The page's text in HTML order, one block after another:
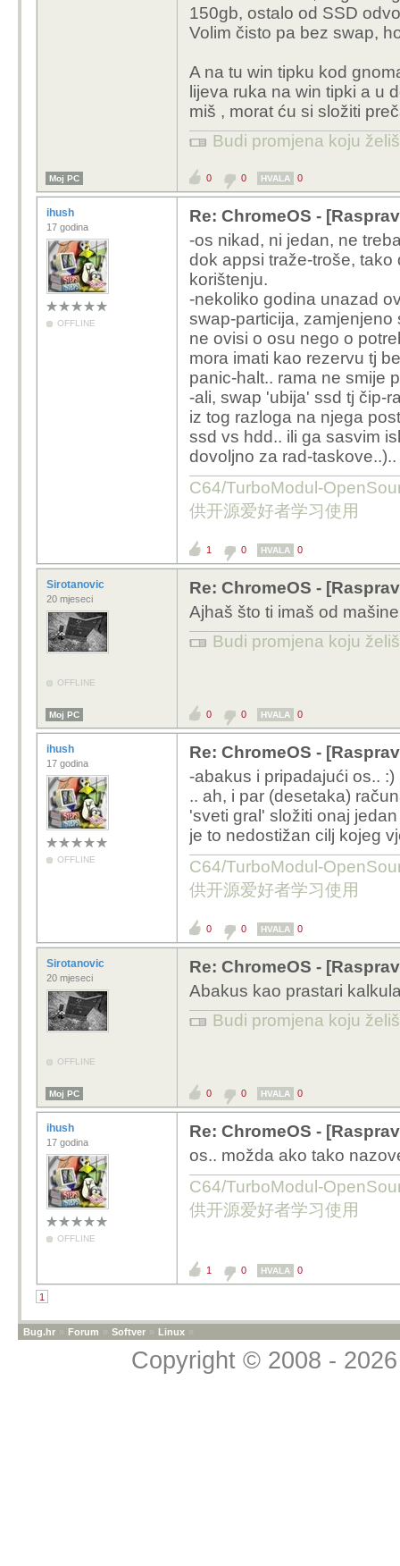
150gb, ostalo od SSD
Volim čisto pa bez swap,
A na tu win tipku kod
lijeva ruka na win tipki a u
miš , morat ću si složiti
Budi promjena koju
Moj PC 0 0 HVALA 0
ihush
17 godina
OFFLINE
Re: ChromeOS -
-os nikad, ni jedan, ne
dok appsi traže-troše,
korištenju.
-nekoliko godina unazad
swap-particija,
ne ovisi o osu nego o
mora imati kao rezervu tj
panic-halt.. rama ne smije
-ali, swap 'ubija' ssd tj čip-
iz tog razloga na njega
ssd vs hdd.. ili ga sasvim
dovoljno za rad-taskove..)..
C64/TurboModul-
供开源爱好者学习使用
1 0 HVALA 0
Sirotanovic
20 mjeseci
OFFLINE
Re: ChromeOS -
Ajhaš što ti imaš od
Budi promjena koju
Moj PC 0 0 HVALA 0
ihush
17 godina
OFFLINE
Re: ChromeOS -
-abakus i pripadajući os.. :)
.. ah, i par (desetaka)
'sveti gral' složiti onaj
je to nedostižan cilj kojeg
C64/TurboModul-
供开源爱好者学习使用
0 0 HVALA 0
Sirotanovic
20 mjeseci
OFFLINE
Re: ChromeOS -
Abakus kao prastari
Budi promjena koju
Moj PC 0 0 HVALA 0
ihush
17 godina
OFFLINE
Re: ChromeOS -
os.. možda ako tako
C64/TurboModul-
供开源爱好者学习使用
1 0 HVALA 0
1
Bug.hr » Forum » Softver » Linux »
Copyright © 2008 -